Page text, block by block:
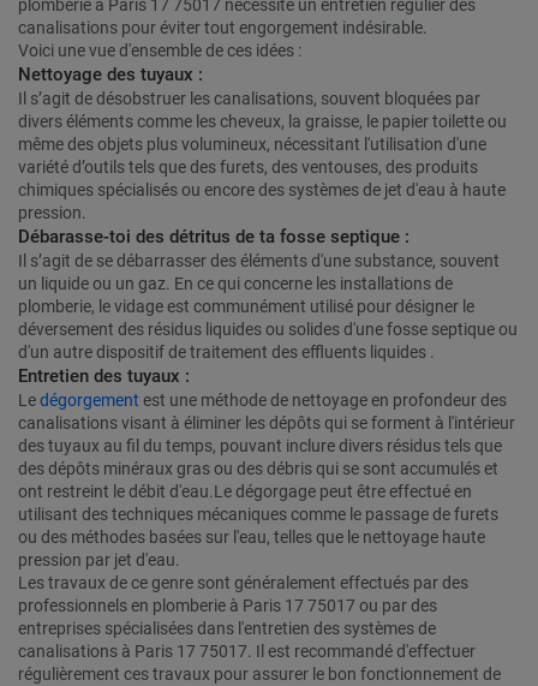
plomberie à Paris 17 75017 nécessite un entretien régulier des
canalisations pour éviter tout engorgement indésirable.
Voici une vue d'ensemble de ces idées :
Nettoyage des tuyaux :
Il s’agit de désobstruer les canalisations, souvent bloquées par
divers éléments comme les cheveux, la graisse, le papier toilette ou
même des objets plus volumineux, nécessitant l'utilisation d'une
variété d’outils tels que des furets, des ventouses, des produits
chimiques spécialisés ou encore des systèmes de jet d'eau à haute
pression.
Débarasse-toi des détritus de ta fosse septique :
Il s’agit de se débarrasser des éléments d'une substance, souvent
un liquide ou un gaz. En ce qui concerne les installations de
plomberie, le vidage est communément utilisé pour désigner le
déversement des résidus liquides ou solides d'une fosse septique ou
d'un autre dispositif de traitement des effluents liquides .
Entretien des tuyaux :
Ledégorgement est une méthode de nettoyage en profondeur des
canalisations visant à éliminer les dépôts qui se forment à l'intérieur
des tuyaux au fil du temps, pouvant inclure divers résidus tels que
des dépôts minéraux gras ou des débris qui se sont accumulés et
ont restreint le débit d'eau.Le dégorgage peut être effectué en
utilisant des techniques mécaniques comme le passage de furets
ou des méthodes basées sur l'eau, telles que le nettoyage haute
pression par jet d'eau.
Les travaux de ce genre sont généralement effectués par des
professionnels en plomberie à Paris 17 75017 ou par des
entreprises spécialisées dans l'entretien des systèmes de
canalisations à Paris 17 75017. Il est recommandé d'effectuer
régulièrement ces travaux pour assurer le bon fonctionnement de